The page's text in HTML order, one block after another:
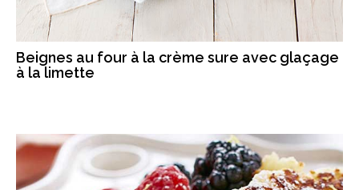
Beignes au four à la crème sure avec glaçage
à la limette